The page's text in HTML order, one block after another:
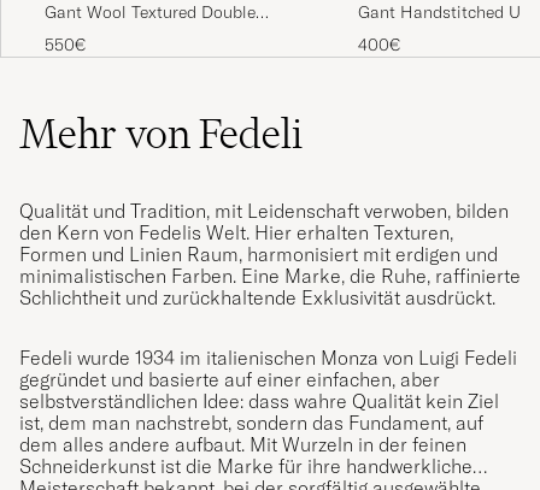
Gant Wool Textured Double
Breasted Blazer Black Brown
550€
Gant Handstitched
Evening Blue
400€
Mehr von Fedeli
Qualität und Tradition, mit Leidenschaft verwoben, bilden
den Kern von Fedelis Welt. Hier erhalten Texturen,
Formen und Linien Raum, harmonisiert mit erdigen und
minimalistischen Farben. Eine Marke, die Ruhe, raffinierte
Schlichtheit und zurückhaltende Exklusivität ausdrückt.
Fedeli wurde 1934 im italienischen Monza von Luigi Fedeli
gegründet und basierte auf einer einfachen, aber
selbstverständlichen Idee: dass wahre Qualität kein Ziel
ist, dem man nachstrebt, sondern das Fundament, auf
dem alles andere aufbaut. Mit Wurzeln in der feinen
Schneiderkunst ist die Marke für ihre handwerkliche